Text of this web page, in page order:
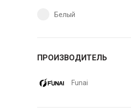
Белый
ПРОИЗВОДИТЕЛЬ
Funai